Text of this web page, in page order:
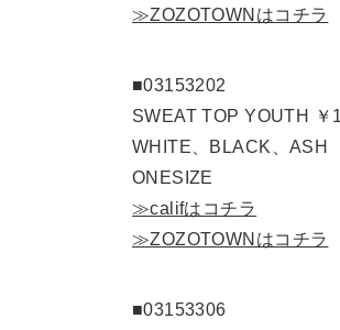
≫ZOZOTOWNはコチラ
■03153202
SWEAT TOP YOUTH ￥
WHITE、BLACK、ASH
ONESIZE
≫califはコチラ
≫ZOZOTOWNはコチラ
■03153306